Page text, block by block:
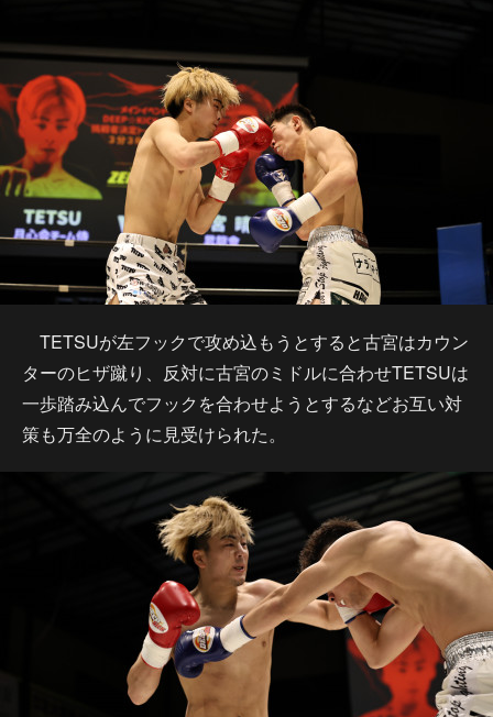
TETSUが左フックで攻め込もうとすると古宮はカウン
ターのヒザ蹴り、反対に古宮のミドルに合わせTETSUは
一歩踏み込んでフックを合わせようとするなどお互い対
策も万全のように見受けられた。